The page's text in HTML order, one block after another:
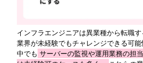
インフラエンジニアは異業種から転職
業界が未経験でもチャレンジできる可能
中でも サーバーの監視や運用業務の担